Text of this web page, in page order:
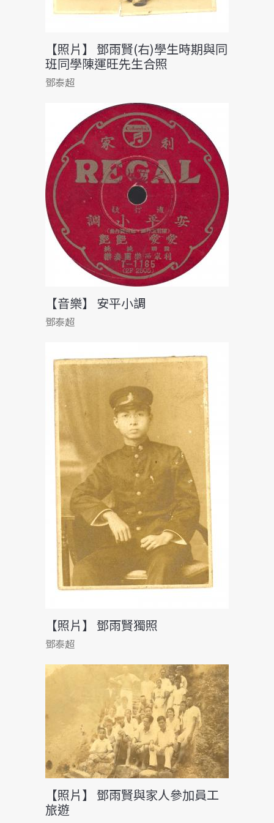
【照片】 鄧雨賢(右)學生時期與同
班同學陳運旺先生合照
鄧泰超
【音樂】 安平小調
鄧泰超
【照片】 鄧雨賢獨照
鄧泰超
【照片】 鄧雨賢與家人參加員工
旅遊